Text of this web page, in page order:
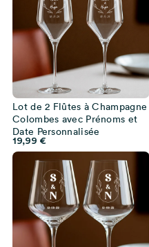
Lot de 2 Flûtes à Champagne
Colombes avec Prénoms et
Date Personnalisée
19,99 €